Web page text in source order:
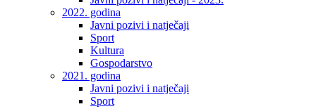
2022. godina
Javni pozivi i natječaji
Sport
Kultura
Gospodarstvo
2021. godina
Javni pozivi i natječaji
Sport